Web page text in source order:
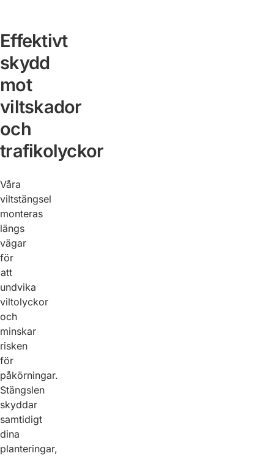
Effektivt
skydd
mot
viltskador
och
trafikolyckor
Våra
viltstängsel
monteras
längs
vägar
för
att
undvika
viltolyckor
och
minskar
risken
för
påkörningar.
Stängslen
skyddar
samtidigt
dina
planteringar,